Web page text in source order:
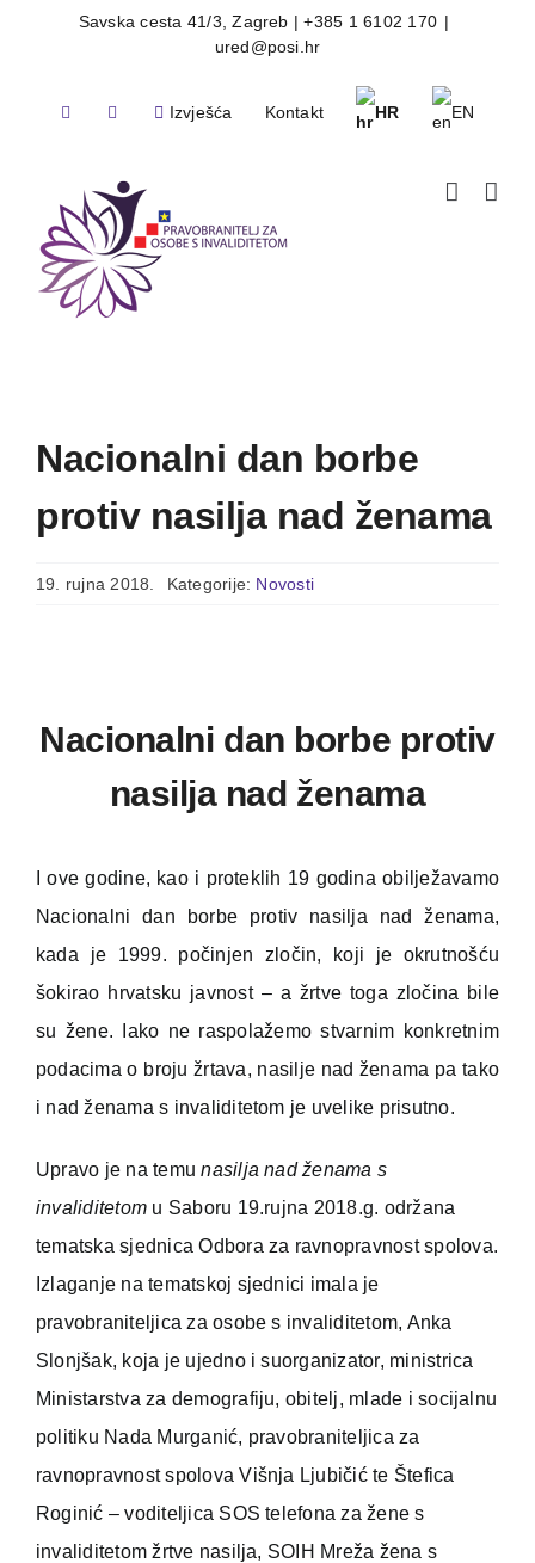
Savska cesta 41/3, Zagreb | +385 1 6102 170 |
ured@posi.hr
Izvješća Kontakt HR EN
Nacionalni dan borbe
protiv nasilja nad ženama
19. rujna 2018. Kategorije: Novosti
Nacionalni dan borbe protiv
nasilja nad ženama
I ove godine, kao i proteklih 19 godina obilježavamo
Nacionalni dan borbe protiv nasilja nad ženama,
kada je 1999. počinjen zločin, koji je okrutnošću
šokirao hrvatsku javnost – a žrtve toga zločina bile
su žene. Iako ne raspolažemo stvarnim konkretnim
podacima o broju žrtava, nasilje nad ženama pa tako
i nad ženama s invaliditetom je uvelike prisutno.
Upravo je na temunasilja nad ženama s
invaliditetom u Saboru 19.rujna 2018.g. održana
tematska sjednica Odbora za ravnopravnost spolova.
Izlaganje na tematskoj sjednici imala je
pravobraniteljica za osobe s invaliditetom, Anka
Slonjšak, koja je ujedno i suorganizator, ministrica
Ministarstva za demografiju, obitelj, mlade i socijalnu
politiku Nada Murganić, pravobraniteljica za
ravnopravnost spolova Višnja Ljubičić te Štefica
Roginić – voditeljica SOS telefona za žene s
invaliditetom žrtve nasilja, SOIH Mreža žena s